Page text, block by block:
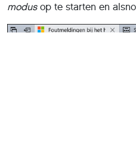
modusop te starten en